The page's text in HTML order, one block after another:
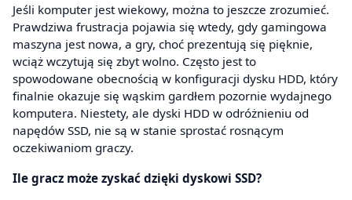
Jeśli komputer jest wiekowy, można to jeszcze zrozumieć.
Prawdziwa frustracja pojawia się wtedy, gdy gamingowa
maszyna jest nowa, a gry, choć prezentują się pięknie,
wciąż wczytują się zbyt wolno. Często jest to
spowodowane obecnością w konfiguracji dysku HDD, który
finalnie okazuje się wąskim gardłem pozornie wydajnego
komputera. Niestety, ale dyski HDD w odróżnieniu od
napędów SSD, nie są w stanie sprostać rosnącym
oczekiwaniom graczy.
Ile gracz może zyskać dzięki dyskowi SSD?